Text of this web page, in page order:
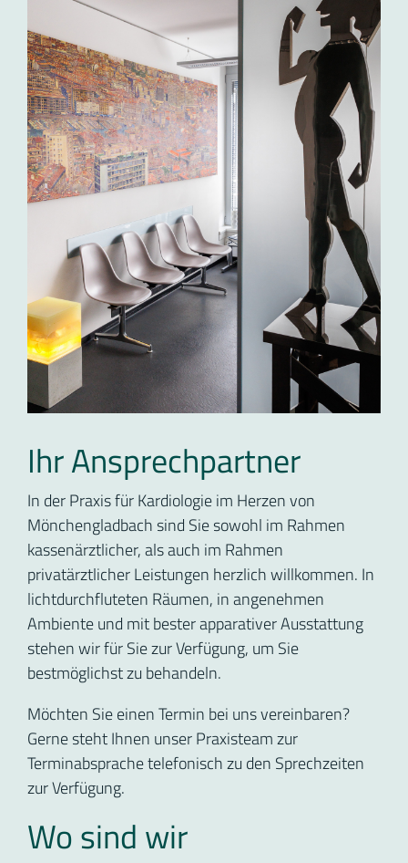
Ihr Ansprechpartner
In der Praxis für Kardiologie im Herzen von
Mönchengladbach sind Sie sowohl im Rahmen
kassenärztlicher, als auch im Rahmen
privatärztlicher Leistungen herzlich willkommen. In
lichtdurchfluteten Räumen, in angenehmen
Ambiente und mit bester apparativer Ausstattung
stehen wir für Sie zur Verfügung, um Sie
bestmöglichst zu behandeln.
Möchten Sie einen Termin bei uns vereinbaren?
Gerne steht Ihnen unser Praxisteam zur
Terminabsprache telefonisch zu den Sprechzeiten
zur Verfügung.
Wo sind wir